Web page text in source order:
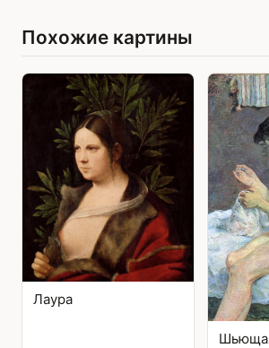
Похожие картины
Лаура